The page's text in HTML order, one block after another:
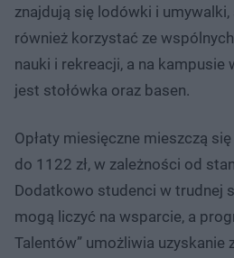
znajdują się lodówki i
również korzystać ze
nauki i rekreacji, a na kampusie
jest stołówka oraz basen.
Opłaty miesięczne mieszczą
do 1122 zł, w zależności od
Dodatkowo studenci w trudnej
mogą liczyć na wsparcie, a
Talentów” umożliwia uzyskanie